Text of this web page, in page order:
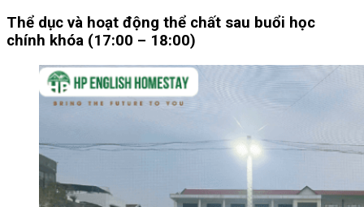
Thể dục và hoạt động thể chất sau buổi học
chính khóa (17:00 – 18:00)